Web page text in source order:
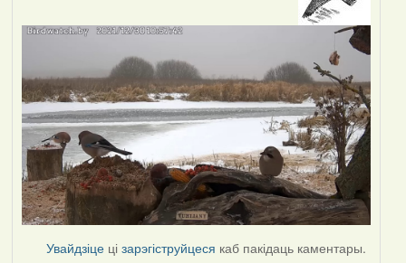
Увайдзіце цізарэгіструйцеся каб пакідаць каментары.